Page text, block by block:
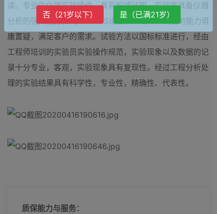
读、专业的化学实验操作，具有权威证明。实验室具备仪器
分析的强大能力，Py-GC-MS设备日本进口，仪器的能力毋
庸置疑，满足客户的需求。试验方法以国标标准进行，经由
工程师培训的实验员实验操作规范，实验现象以及数据的记
录十分专业，客观，实验现象具有复现性。经过工程分析处
理的实验结果具有科学性，专业性，精确性、代表性。
质保能力与服务：
否（21岁以下） 是（已满21岁）